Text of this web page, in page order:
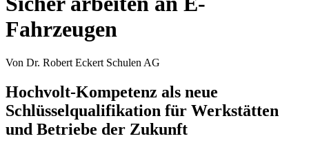
Fahrzeugen
Von Dr. Robert Eckert Schulen AG
Hochvolt-Kompetenz als neue
Schlüsselqualifikation für Werkstätten
und Betriebe der Zukunft